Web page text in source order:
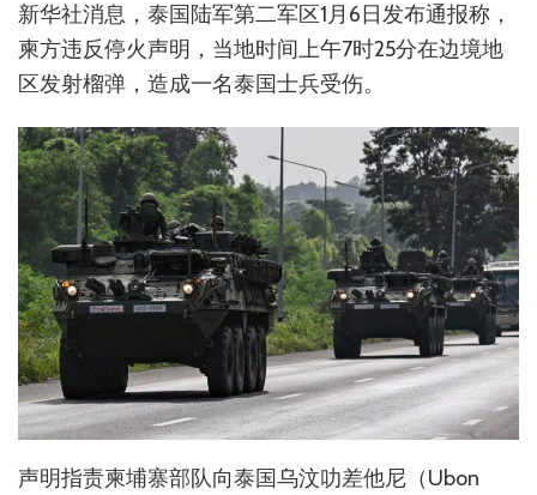
新华社消息，泰国陆军第二军区1月6日发布通报称，
柬方违反停火声明，当地时间上午7时25分在边境地
区发射榴弹，造成一名泰国士兵受伤。
声明指责柬埔寨部队向泰国乌汶叻差他尼（Ubon